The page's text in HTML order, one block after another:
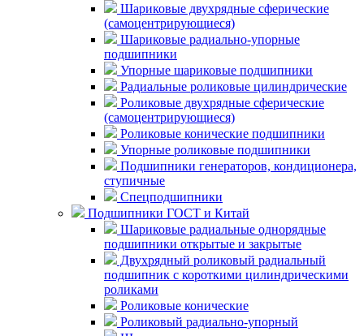
Шариковые двухрядные сферические
(самоцентрирующиеся)
Шариковые радиально-упорные
подшипники
Упорные шариковые подшипники
Радиальные роликовые цилиндрические
Роликовые двухрядные сферические
(самоцентрирующиеся)
Роликовые конические подшипники
Упорные роликовые подшипники
Подшипники генераторов, кондиционера,
ступичные
Спецподшипники
Подшипники ГОСТ и Китай
Шариковые радиальные однорядные
подшипники открытые и закрытые
Двухрядный роликовый радиальный
подшипник с короткими цилиндрическими
роликами
Роликовые конические
Роликовый радиально-упорный